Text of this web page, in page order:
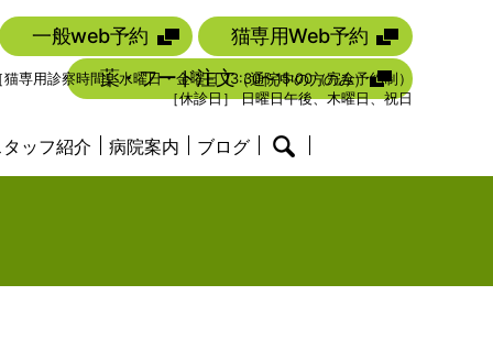
一般web予約
猫専用Web予約
薬・フード注文（通院中の方のみ）
診察時間］水曜日・金曜日 13:30〜15:00（完全予約制）
［休診日］ 日曜日午後、木曜日、祝日
ッフ紹介 病院案内 ブログ